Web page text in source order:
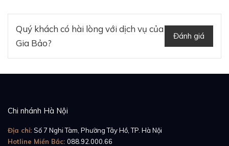
Ngoài khác biệt về chất liệu, bộ vỏ của chiếc
Quý khách có hài lòng với dịch vụ của
Gia Bảo?
Đánh giá
Chi nhánh Hà Nội
Địa chỉ: Số 7 Nghi Tàm, Phường Tây Hồ, TP. Hà Nội
Hotline Miền Bắc: 088.92.000.66